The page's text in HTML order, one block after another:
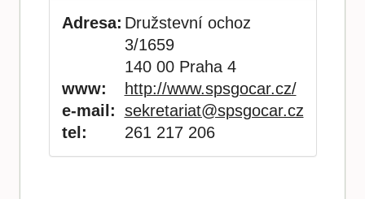
Adresa: Družstevní ochoz
3/1659
140 00 Praha 4
www:
http://www.spsgocar.cz/
e-mail: sekretariat@spsgocar.cz
tel:
261 217 206